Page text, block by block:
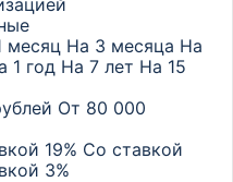
месяц На 3 месяца На
1 год На 7 лет На 15
От 80 000
19% Со ставкой
3%